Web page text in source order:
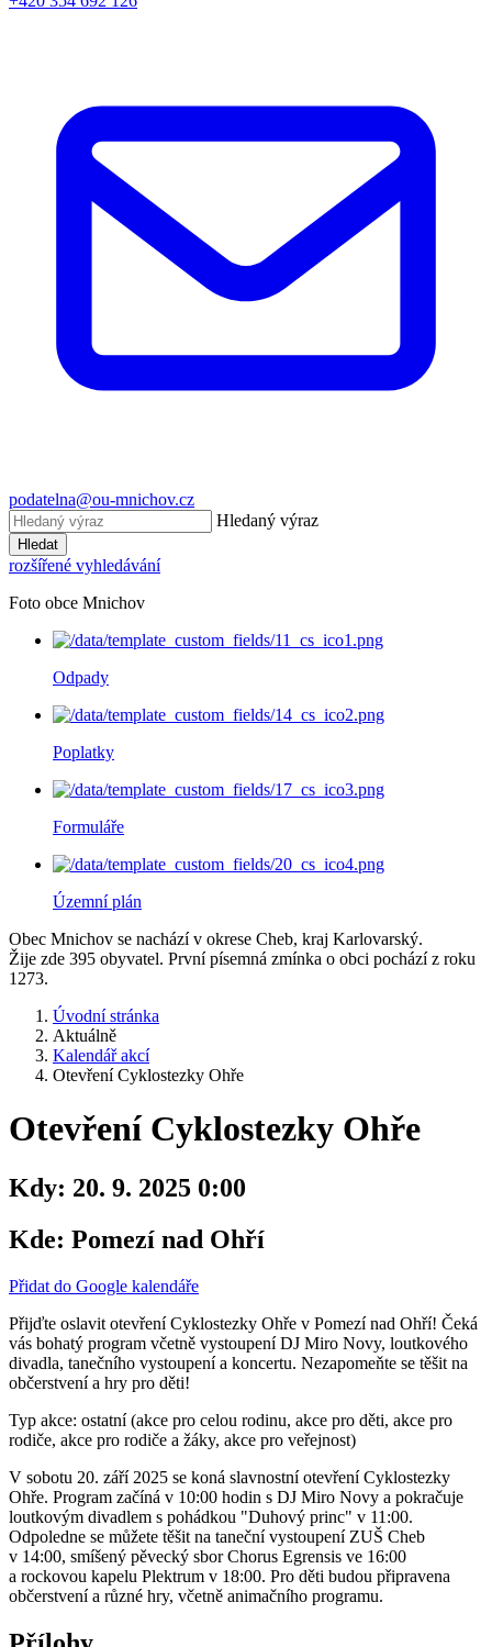
podatelna@ou-mnichov.cz
Hledaný výraz
Hledat
rozšířené vyhledávání
Foto obce Mnichov
Odpady
Poplatky
Formuláře
Územní plán
Obec Mnichov se nachází v okrese Cheb, kraj Karlovarský.
Žije zde 395 obyvatel. První písemná zmínka o obci pochází z roku
1273.
Úvodní stránka
Aktuálně
Kalendář akcí
Otevření Cyklostezky Ohře
Otevření Cyklostezky Ohře
Kdy: 20. 9. 2025 0:00
Kde: Pomezí nad Ohří
Přidat do Google kalendáře
Přijďte oslavit otevření Cyklostezky Ohře v Pomezí nad Ohří! Čeká
vás bohatý program včetně vystoupení DJ Miro Novy, loutkového
divadla, tanečního vystoupení a koncertu. Nezapomeňte se těšit na
občerstvení a hry pro děti!
Typ akce: ostatní (akce pro celou rodinu, akce pro děti, akce pro
rodiče, akce pro rodiče a žáky, akce pro veřejnost)
V sobotu 20. září 2025 se koná slavnostní otevření Cyklostezky
Ohře. Program začíná v 10:00 hodin s DJ Miro Novy a pokračuje
loutkovým divadlem s pohádkou "Duhový princ" v 11:00.
Odpoledne se můžete těšit na taneční vystoupení ZUŠ Cheb
v 14:00, smíšený pěvecký sbor Chorus Egrensis ve 16:00
a rockovou kapelu Plektrum v 18:00. Pro děti budou připravena
občerstvení a různé hry, včetně animačního programu.